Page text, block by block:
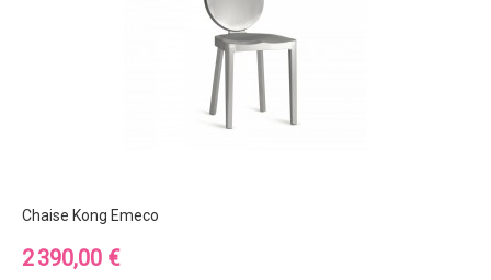
Chaise Kong Emeco
Prix
2 390,00 €